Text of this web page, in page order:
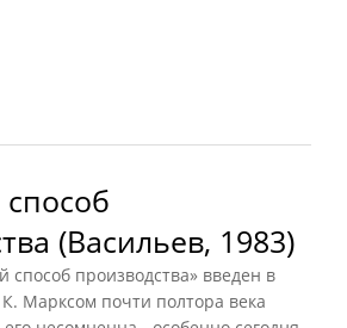
(Васильев, 1983)
способ производства» введен в
Марксом почти полтора века